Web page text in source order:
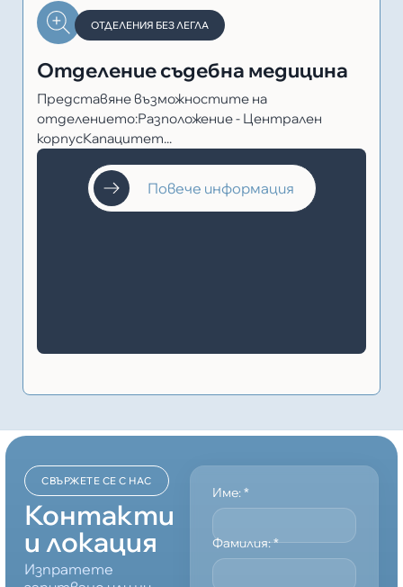
ОТДЕЛЕНИЯ БЕЗ ЛЕГЛА
Отделение съдебна медицина
Представяне възможностите на
отделението:Разположение - Централен
корпусКапацитет...
Повече информация
СВЪРЖЕТЕ СЕ С НАС
Контакти
и локация
Изпратете
Име:*
Фамилия:*